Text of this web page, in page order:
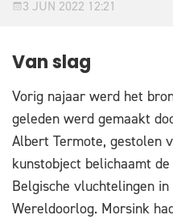
3 JUN 2022 12:21
Van slag
Vorig najaar werd het
geleden werd gemaakt
Albert Termote, gestolen
kunstobject belichaamt
Belgische vluchtelingen
Wereldoorlog. Morsink